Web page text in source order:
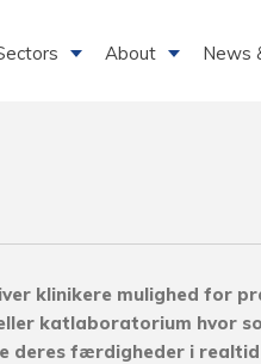
About News
klinikere mulighed for
katlaboratorium hvor
deres færdigheder i